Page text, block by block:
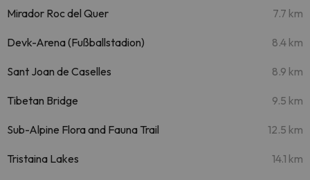
Mirador Roc del Quer 7.7 km
Devk-Arena (Fußballstadion) 8.4 km
Sant Joan de Caselles 8.9 km
Tibetan Bridge 9.5 km
Sub-Alpine Flora and Fauna Trail 12.5 km
Tristaina Lakes 14.1 km